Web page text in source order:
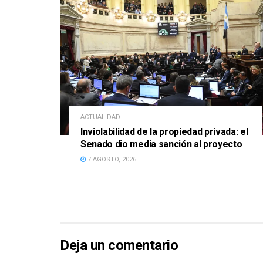
ACTUALIDAD
Inviolabilidad de la propiedad privada: el
Senado dio media sanción al proyecto
7 AGOSTO, 2026
Deja un comentario